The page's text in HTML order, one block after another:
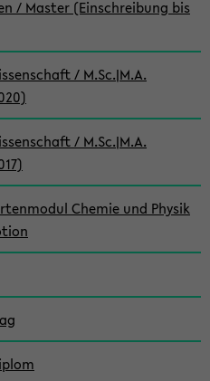
/ Master (Einschreibung bis
/ M.Sc.|M.A.
/ M.Sc.|M.A.
Chemie und Physik